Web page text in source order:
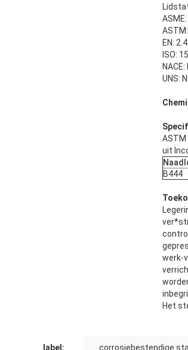
ASME:
ASTM:
EN:
ISO:
UNS:
uit
B444
werk-
Het
label: corrosiebestendige